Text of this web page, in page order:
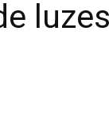
luzes